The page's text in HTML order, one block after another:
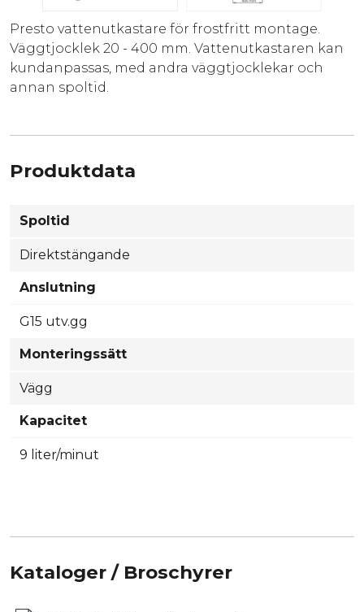
Presto vattenutkastare för frostfritt montage.
Väggtjocklek 20 - 400 mm. Vattenutkastaren kan
kundanpassas, med andra väggtjocklekar och
annan spoltid.
Produktdata
Spoltid
Direktstängande
Anslutning
G15 utv.gg
Monteringssätt
Vägg
Kapacitet
9 liter/minut
Kataloger / Broschyrer